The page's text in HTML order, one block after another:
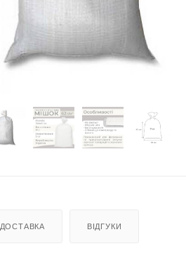
ДОСТАВКА ВІДГУКИ